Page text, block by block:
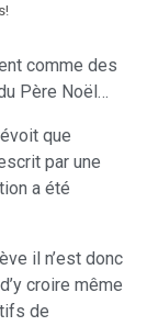
comme des
Père Noël…
que
par une
a été
il n’est donc
croire même
de